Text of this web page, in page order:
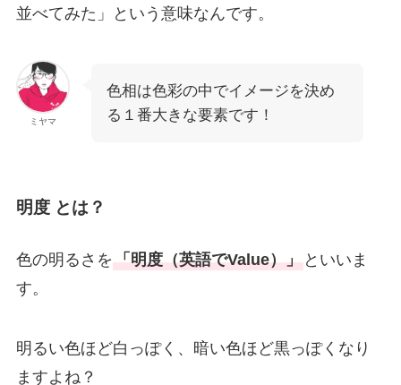
並べてみた」という意味なんです。
ミヤマ
色相は色彩の中でイメージを決め
る１番大きな要素です！
明度 とは？
色の明るさを「明度（英語でValue）」といいま
す。
明るい色ほど白っぽく、暗い色ほど黒っぽくなり
ますよね？